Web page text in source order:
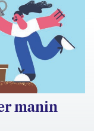
manin